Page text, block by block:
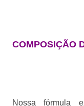
COMPOSIÇÃO
Nossa fórmula